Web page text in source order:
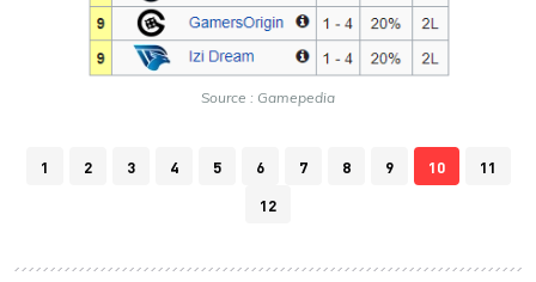
Source : Gamepedia
1 2 3 4 5 6 7 8 9 10
11
12